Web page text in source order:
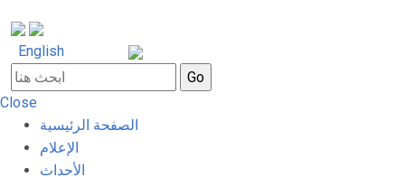
English
Close
الصفحة الرئيسية
الإعلام
الأحداث